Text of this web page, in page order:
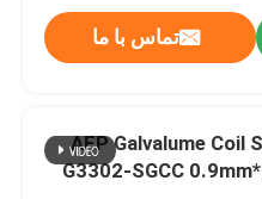
تماس با ما
AFP Galvalume Coil
G3302-SGCC